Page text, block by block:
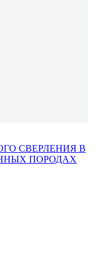
СВЕРЛЕНИЯ В
ПОРОДАХ